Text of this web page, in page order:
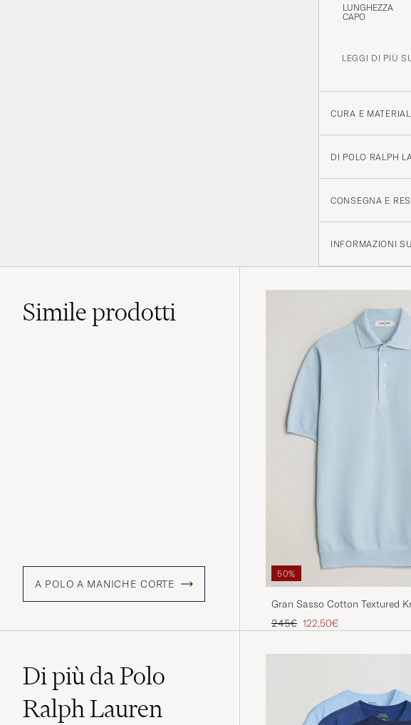
LUNGHEZZA
CAPO
LEGGI DI PIÙ
CURA E
DI POLO RALPH
CONSEGNA E
INFORMAZIONI
Simileprodotti
A POLO A MANICHE CORTE
50%
Gran Sasso Cotton Textured
Blue
Prezzo ordinario
245€ Prezzo ridotto
122,50€
Di più da Polo
Ralph Lauren